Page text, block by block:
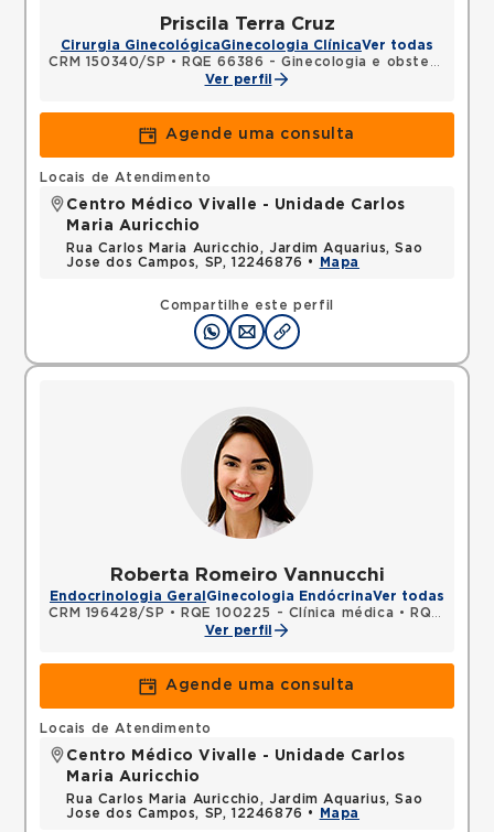
Priscila Terra Cruz
Cirurgia GinecológicaGinecologia ClínicaVer todas
CRM 150340/SP •
RQE 66386 - Ginecologia e obstetrícia
Ver perfil
Agende uma consulta
Compartilhe este perfil
Locais de Atendimento
Centro Médico Vivalle - Unidade Carlos
Maria Auricchio
Rua Carlos Maria Auricchio, Jardim Aquarius, Sao
Jose dos Campos, SP, 12246876 •
Mapa
Roberta Romeiro Vannucchi
Endocrinologia Geral Ginecologia EndócrinaVer todas
CRM 196428/SP • RQE 100225 - Clínica médica •
RQE 100226 - Endocrinologia e metabologia
Ver perfil
Agende uma consulta
Locais de Atendimento
Centro Médico Vivalle - Unidade Carlos
Maria Auricchio
Rua Carlos Maria Auricchio, Jardim Aquarius, Sao
Jose dos Campos, SP, 12246876 •
Mapa